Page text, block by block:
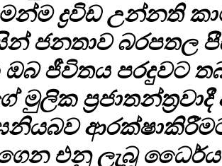
ද්‍රවිඩ උන්නති
ජනතාව බරපතල
ජීවිතය පරදුවට
මුලික
එනු ලැබූ